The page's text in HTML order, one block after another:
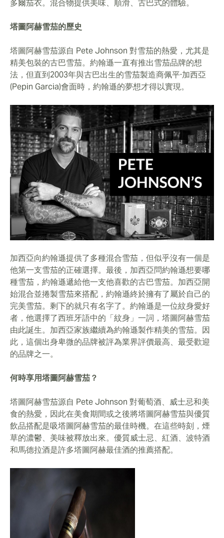
多爾茄衣。混合物提供美味、順滑、古巴式的體驗。
塔圖阿赫雪茄的歷史
塔圖阿赫雪茄源自 Pete Johnson 對雪茄的熱愛，尤其是
精美包裝的古巴雪茄。約翰遜一直有推出雪茄品牌的想
法，但直到2003年與古巴出生的雪茄製造商佩平·加西亞
(Pepin Garcia)會面時，約翰遜的夢想才得以實現。
加西亞向約翰遜提供了多種混合雪茄，但似乎沒有一個是
他第一支雪茄的正確選擇。最後，加西亞問約翰遜想要哪
種雪茄，約翰遜遞給他一支他喜歡的古巴雪茄。加西亞開
始混合並捲製雪茄來搭配，約翰遜終於擁有了屬於自己的
完美雪茄。剩下的就只有名字了。約翰遜是一位紋身愛好
者，他選擇了西班牙語中的「紋身」一詞，塔圖阿赫雪茄
由此誕生。加西亞家族繼續為約翰遜製作精美的雪茄。因
此，這個出身卑微的品牌被評為業界評價最高、最受歡迎
的品牌之一。
何時享用塔圖阿赫雪茄？
塔圖阿赫雪茄源自 Pete Johnson 對葡萄酒、威士忌和美
食的熱愛，因此在美食期間或之後將塔圖阿赫雪茄與優質
飲品搭配是吸塔圖阿赫雪茄的最佳時機。在這些時刻，煙
草的濃鬱、美味被釋放出來。優質威士忌、紅酒、波特酒
和馬德拉酒是許多塔圖阿赫最佳酒的推薦搭配。